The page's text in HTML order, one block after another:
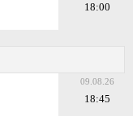
18:00
09.08.26
18:45